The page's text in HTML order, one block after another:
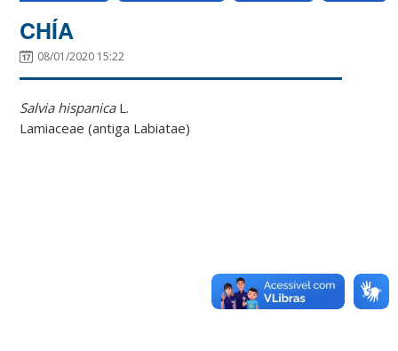
CHÍA
08/01/2020 15:22
Salvia hispanica L .
Lamiaceae(antiga Labiatae)